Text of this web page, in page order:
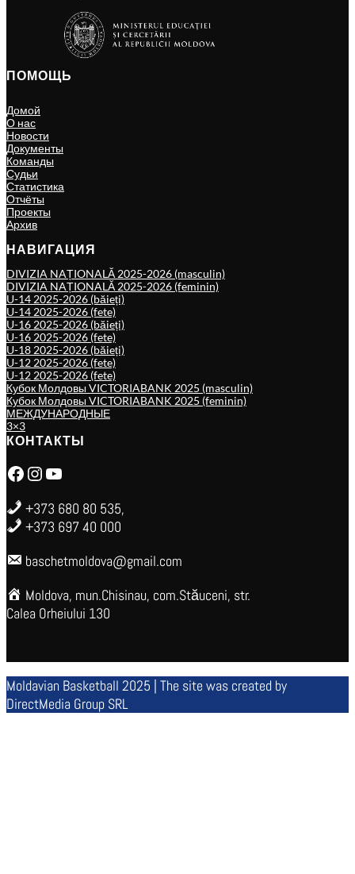
ПОМОЩЬ
Домой
О нас
Новости
Документы
Команды
Судьи
Статистика
Отчёты
Проекты
Архив
НАВИГАЦИЯ
DIVIZIA NAȚIONALĂ 2025-2026 (masculin)
DIVIZIA NAȚIONALĂ 2025-2026 (feminin)
U-14 2025-2026 (băieți)
U-14 2025-2026 (fete)
U-16 2025-2026 (băieți)
U-16 2025-2026 (fete)
U-18 2025-2026 (băieți)
U-12 2025-2026 (fete)
U-12 2025-2026 (fete)
Кубок Молдовы VICTORIABANK 2025 (masculin)
Кубок Молдовы VICTORIABANK 2025 (feminin)
МЕЖДУНАРОДНЫЕ
3×3
КОНТАКТЫ
Facebook Instagram YouTube
+373 680 80 535,
+373 697 40 000
baschetmoldova@gmail.com
Moldova, mun.Chisinau, com.Stăuceni, str.
Calea Orheiului 130
Moldavian Basketball 2025 | The site was created by
DirectMedia Group SRL